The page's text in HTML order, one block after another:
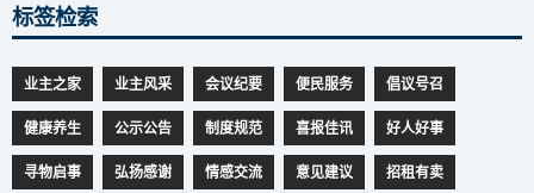
标签检索
业主之家 业主风采 会议纪要 便民服务 倡议号召
健康养生 公示公告 制度规范 喜报佳讯 好人好事
寻物启事 弘扬感谢 情感交流 意见建议 招租有卖